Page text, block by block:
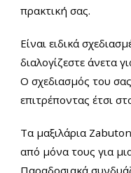
πρακτική σας.
Είναι ειδικά
διαλογίζεστε άνετα
Ο σχεδιασμός του
επιτρέποντας έτσι
Τα μαξιλάρια
από μόνα τους για